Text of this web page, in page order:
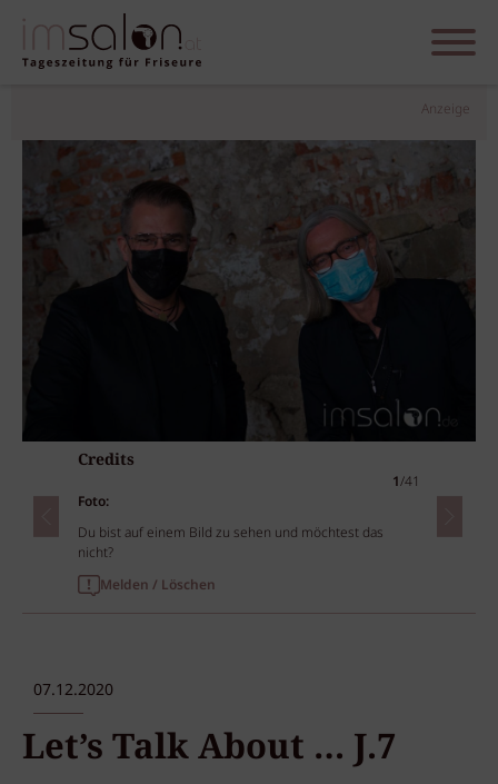
Anzeige
Credits
1/41
Foto:
Du bist auf einem Bild zu sehen und möchtest das
nicht?
Melden / Löschen
07.12.2020
Let’s Talk About … J.7